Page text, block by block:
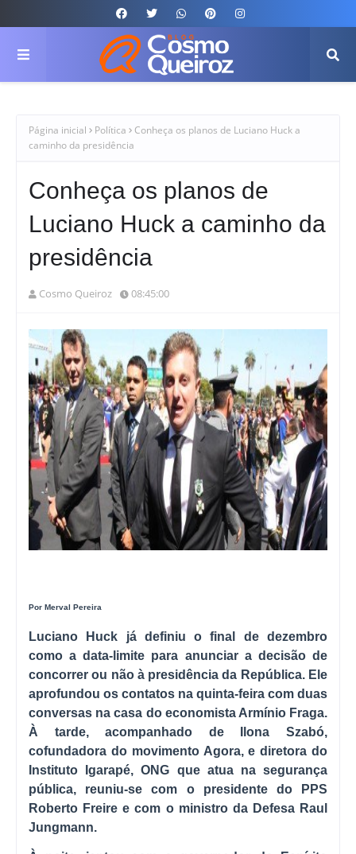
Página inicial Política
Conheça os planos de Luciano Huck a
caminho da presidência
Conheça os planos de
Luciano Huck a caminho da
presidência
Cosmo Queiroz 08:45:00
Por Merval Pereira
Luciano Huck já definiu o final de dezembro
como a data-limite para anunciar a decisão de
concorrer ou não à presidência da República. Ele
aprofundou os contatos na quinta-feira com duas
conversas na casa do economista Armínio Fraga.
À tarde, acompanhado de Ilona Szabó,
cofundadora do movimento Agora, e diretora do
Instituto Igarapé, ONG que atua na segurança
pública, reuniu-se com o presidente do PPS
Roberto Freire e com o ministro da Defesa Raul
Jungmann.